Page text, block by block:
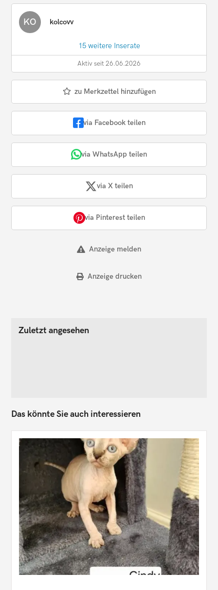
KO kolcovv
15 weitere Inserate
Aktiv seit 26.06.2026
zu Merkzettel hinzufügen
via Facebook teilen
via WhatsApp teilen
via X teilen
via Pinterest teilen
Anzeige melden
Anzeige drucken
Zuletzt angesehen
Das könnte Sie auch interessieren